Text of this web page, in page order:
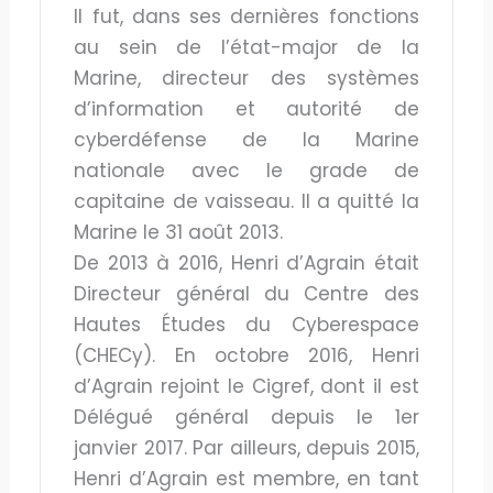
Il fut, dans ses dernières fonctions
au sein de l’état-major de la
Marine, directeur des systèmes
d’information et autorité de
cyberdéfense de la Marine
nationale avec le grade de
capitaine de vaisseau. Il a quitté la
Marine le 31 août 2013.
De 2013 à 2016, Henri d’Agrain était
Directeur général du Centre des
Hautes Études du Cyberespace
(CHECy). En octobre 2016, Henri
d’Agrain rejoint le Cigref, dont il est
Délégué général depuis le 1er
janvier 2017. Par ailleurs, depuis 2015,
Henri d’Agrain est membre, en tant